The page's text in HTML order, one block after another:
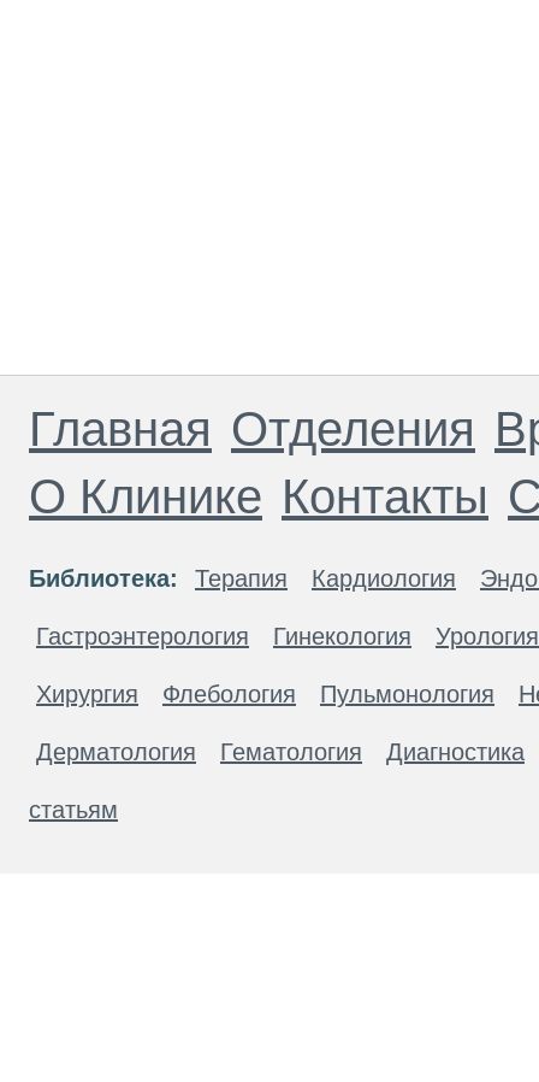
Главная Отделения
О Клинике Контакты
Библиотека: Терапия Кардиология
Гастроэнтерология Гинекология Урология
Хирургия Флебология Пульмонология
Дерматология Гематология Диагностика
статьям